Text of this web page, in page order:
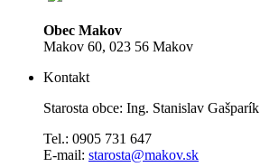
Obec Makov
Makov 60, 023 56 Makov
Kontakt
Starosta obce: Ing. Stanislav Gašparík
Tel.: 0905 731 647
E-mail: starosta@makov.sk